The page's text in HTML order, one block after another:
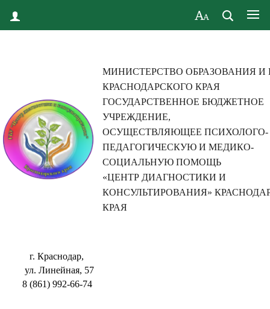
МИНИСТЕРСТВО ОБРАЗОВАНИЯ И
КРАСНОДАРСКОГО КРАЯ
ГОСУДАРСТВЕННОЕ БЮДЖЕТНОЕ
УЧРЕЖДЕНИЕ,
ОСУЩЕСТВЛЯЮЩЕЕ ПСИХОЛОГО-
ПЕДАГОГИЧЕСКУЮ И МЕДИКО-
СОЦИАЛЬНУЮ ПОМОЩЬ
«ЦЕНТР ДИАГНОСТИКИ И
КОНСУЛЬТИРОВАНИЯ»
КРАЯ
г. Краснодар,
ул. Линейная, 57
8 (861) 992-66-74